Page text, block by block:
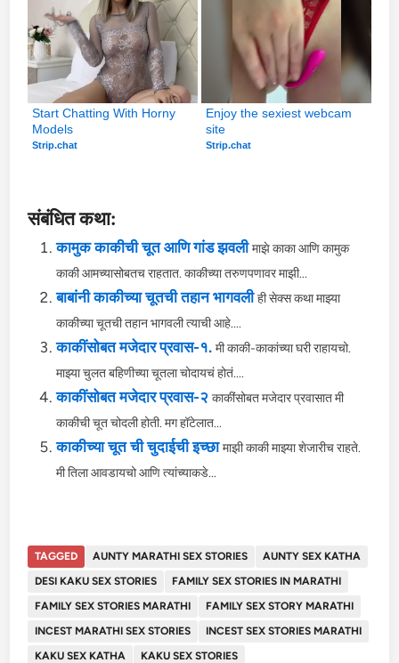
Start Chatting With Horny
Models
Strip.chat
Enjoy the sexiest webcam
site
Strip.chat
संबंधित कथा:
कामुक काकीची चूत आणि गांड झवली माझे काका आणि कामुक
काकी आमच्यासोबतच राहतात. काकीच्या तरुणपणावर माझी...
बाबांनी काकीच्या चूतची तहान भागवली ही सेक्स कथा माझ्या
काकीच्या चूतची तहान भागवली त्याची आहे....
काकींसोबत मजेदार प्रवास-१. मी काकी-काकांच्या घरी राहायचो.
माझ्या चुलत बहिणीच्या चूतला चोदायचं होतं....
काकींसोबत मजेदार प्रवास-२ काकींसोबत मजेदार प्रवासात मी
काकीची चूत चोदली होती. मग हॉटेलात...
काकीच्या चूत ची चुदाईची इच्छा माझी काकी माझ्या शेजारीच राहते.
मी तिला आवडायचो आणि त्यांच्याकडे...
TAGGED AUNTY MARATHI SEX STORIES
AUNTY SEX KATHA
DESI KAKU SEX STORIES
FAMILY SEX STORIES IN MARATHI
FAMILY SEX STORIES MARATHI
FAMILY SEX STORY MARATHI
INCEST MARATHI SEX STORIES
INCEST SEX STORIES MARATHI
KAKU SEX KATHA
KAKU SEX STORIES